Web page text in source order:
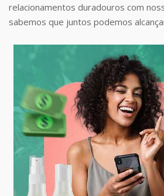
relacionamentos duradouros com
sabemos que juntos podemos